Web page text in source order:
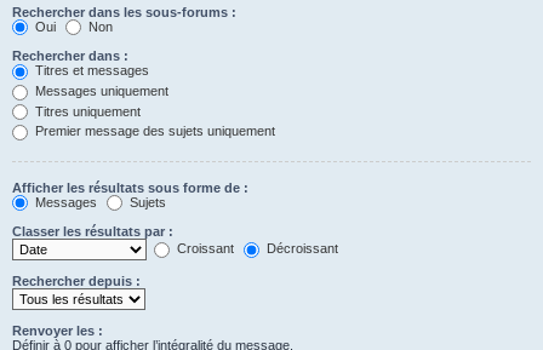
Rechercher dans les sous-forums :
Oui
Non
Rechercher dans :
Titres et messages
Messages uniquement
Titres uniquement
Premier message des sujets uniquement
Afficher les résultats sous forme de :
Messages
Sujets
Classer les résultats par :
Croissant
Décroissant
Rechercher depuis :
Renvoyer les :
Définir à 0 pour afficher l’intégralité du message.